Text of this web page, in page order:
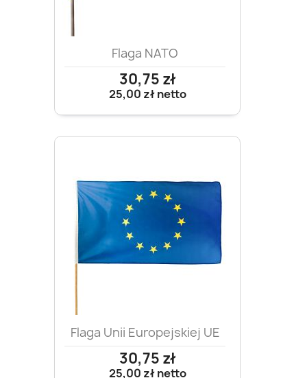
Flaga NATO
30,75 zł
25,00 złnetto
Flaga Unii Europejskiej UE
30,75 zł
25,00 złnetto